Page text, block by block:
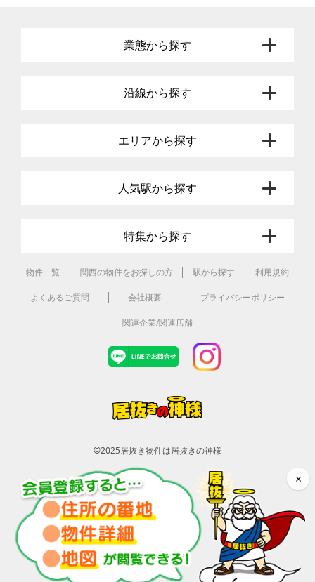
業態から探す
沿線から探す
エリアから探す
人気駅から探す
特集から探す
物件一覧 関西の物件をお探しの方 駅から探す 利用規約
よくあるご質問 会社概要 プライバシーポリシー
関連企業/関連店舗
©2025居抜き物件は居抜きの神様
×